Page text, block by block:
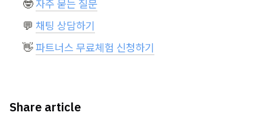
🤓 자주 묻는 질문
💬 채팅 상담하기
👋 파트너스 무료체험 신청하기
Share article